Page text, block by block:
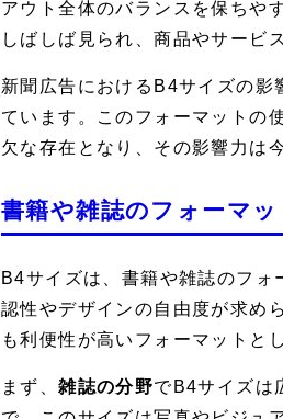
アウト全体のバランスを保ちや
しばしば見られ、商品やサービ
新聞広告におけるB4サイズの影
ています。このフォーマットの
欠な存在となり、その影響力は
書籍や雑誌のフォーマ
B4サイズは、書籍や雑誌のフォ
認性やデザインの自由度が求め
も利便性が高いフォーマットと
まず、雑誌の分野でB4サイズは